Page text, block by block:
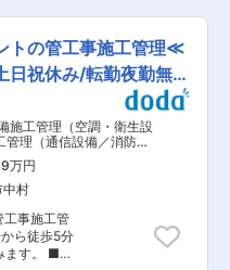
を積んで顧
長年にわた
発揮し、こ
上を突
をとこと
ドのリフォ
質の管理や
管理（必要
（工事が効
業者の手配
／埼玉を中
提供して
専門店売
術力やデ
リフォー
様一人ひ
形にして
しており
理が分かれ
ができま
トの管工事施工管理≪
祝休み/転勤夜勤無し
施工管理（空調・衛生設
管理（通信設備／消防・
万円
中村
事施工管
ら徒歩5分
。 ■具